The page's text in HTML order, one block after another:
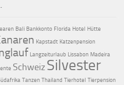
Bali Bankkonto Florida Hotel
Hütte
Kapstadt Katzenpension
Langzeiturlaub Lissabon Madeira
Schweiz Silvester
Tanzen Thailand Tierhotel Tierpension